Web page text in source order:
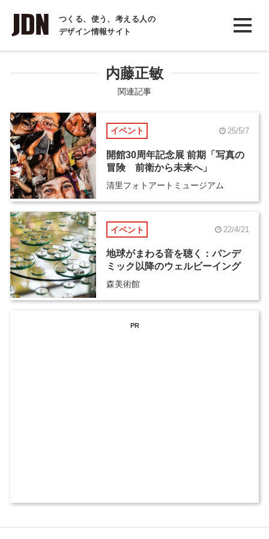
つくる、使う、考える人の
デザイン情報サイト
INTERVIEW
インタビュー
COLUMN
コラム
内藤正敏
関連記事
イベント 25/5/7
開館30周年記念展 前期「写真の
冒険 前衛から未来へ」
清里フォトアートミュージアム
イベント 22/4/21
地球がまわる音を聴く：パンデ
ミック以降のウェルビーイング
森美術館
PR